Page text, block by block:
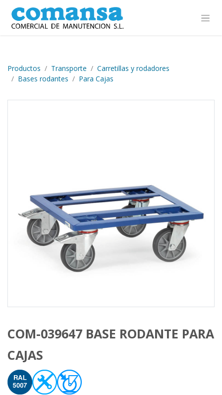
Ir al contenido
Productos Transporte
Carretillas y rodadores
Bases rodantes
Para Cajas
COM-039647 BASE RODANTE PARA
CAJAS